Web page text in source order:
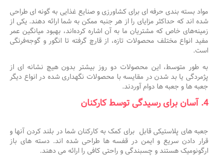
مواد بسته بندی حرفه ای برای کشاورزی و صنایع غذایی به گونه ای طراحی
شده اند که حداکثر مزایای را از هر جنبه ممکن به شما ارائه دهند. یکی از
زمینه‌های خاص که مشتریان ما به آن اشاره کرده‌اند، بهبود میانگین عمر
مفید انواع مختلف محصولات تازه، از قارچ گرفته تا انگور و گوجه‌فرنگی
است.
به طور متوسط، این محصولات دو روز بیشتر بدون هیچ نشانه ای از
پژمردگی یا بد شدن در مقایسه با محصولات نگهداری شده در انواع دیگر
جعبه ها و جعبه ها دوام آوردند.
4. آسان برای رسیدگی توسط کارکنان
جعبه های پلاستیکی قابل برای کمک به کارکنان شما در بلند کردن آنها و
قرار دادن سریع و ایمن در قفسه ها طراحی شده اند. دسته های باز
ارگونومیک هستند و چسبندگی و راحتی کافی را ارائه می دهند.